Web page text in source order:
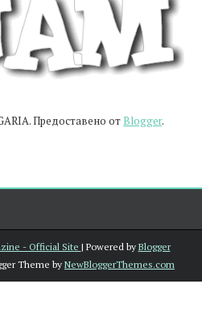
Предоставено от Blogger.
- Official Site | Powered by Blogger
Theme by NewBloggerThemes.com